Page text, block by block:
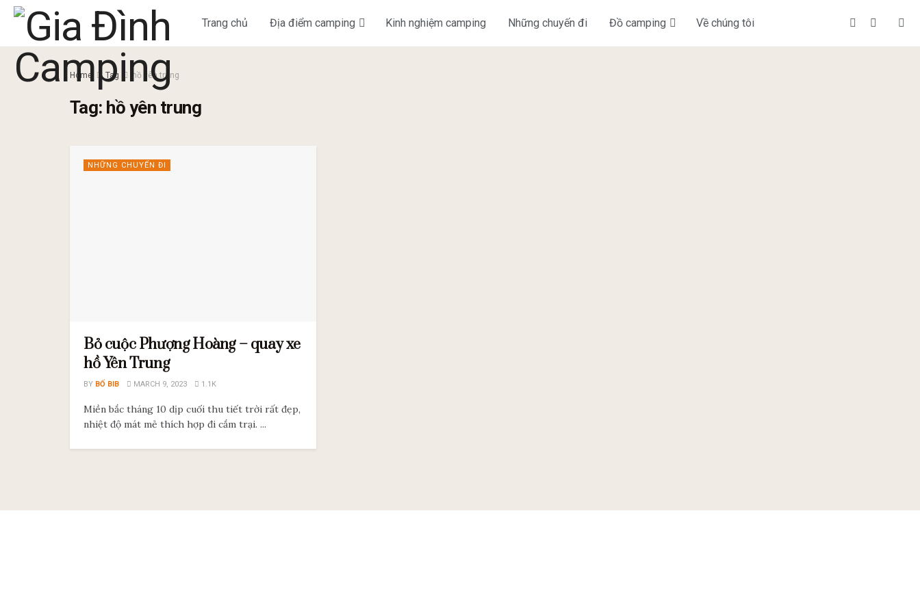
Trang chủ Địa điểm camping Kinh nghiệm camping Những chuyến đi Đồ camping Về chúng tôi
Home Tag hồ yên trung
Tag: hồ yên trung
NHỮNG CHUYẾN ĐI
Bỏ cuộc Phượng Hoàng – quay xe
hồ Yên Trung
BY BỐ BIB MARCH 9, 2023 1.1K
Miền bắc tháng 10 dịp cuối thu tiết trời rất đẹp,
nhiệt độ mát mẻ thích hợp đi cắm trại. ...